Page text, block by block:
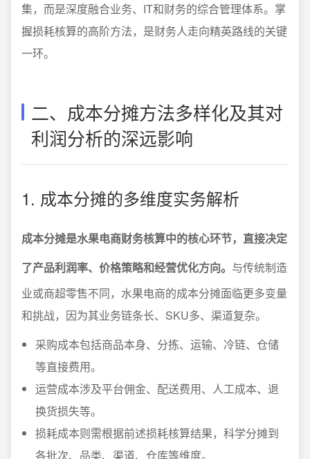
集，而是深度融合业务、IT和财务的综合管理体系。掌
握损耗核算的高阶方法，是财务人走向精英路线的关键
一环。
二、成本分摊方法多样化及其对
利润分析的深远影响
1. 成本分摊的多维度实务解析
成本分摊是水果电商财务核算中的核心环节，直接决定
了产品利润率、价格策略和经营优化方向。 与传统制造
业或商超零售不同，水果电商的成本分摊面临更多变量
和挑战，因为其业务链条长、SKU多、渠道复杂。
采购成本包括商品本身、分拣、运输、冷链、仓储
等直接费用。
运营成本涉及平台佣金、配送费用、人工成本、退
换货损失等。
损耗成本则需根据前述损耗核算结果，科学分摊到
各批次、品类、渠道、仓库等维度。